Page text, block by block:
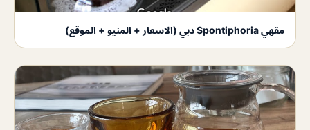
مقهي Spontiphoria دبي (الاسعار + المنيو + الموقع)